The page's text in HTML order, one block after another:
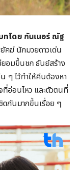
ทโดย กันเนอร์ ณัฐ
ฆ์ นักมวยดาวเด่น
ยอมขึ้นชก ธันย์สร้าง
ๆ ไว้ทำให้คีนต้องหา
ที่อ่อนไหว และตัวตนที่
ดกันมากขึ้นเรื่อย ๆ